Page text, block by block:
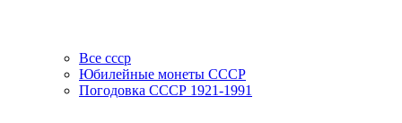
Все ссср
Юбилейные монеты СССР
Погодовка СССР 1921-1991